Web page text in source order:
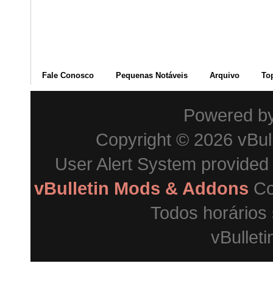
Fale Conosco Pequenas Notáveis Arquivo
Powered
Copyright © 2026
User Alert System
vBulletin Mods & Addons
Todos